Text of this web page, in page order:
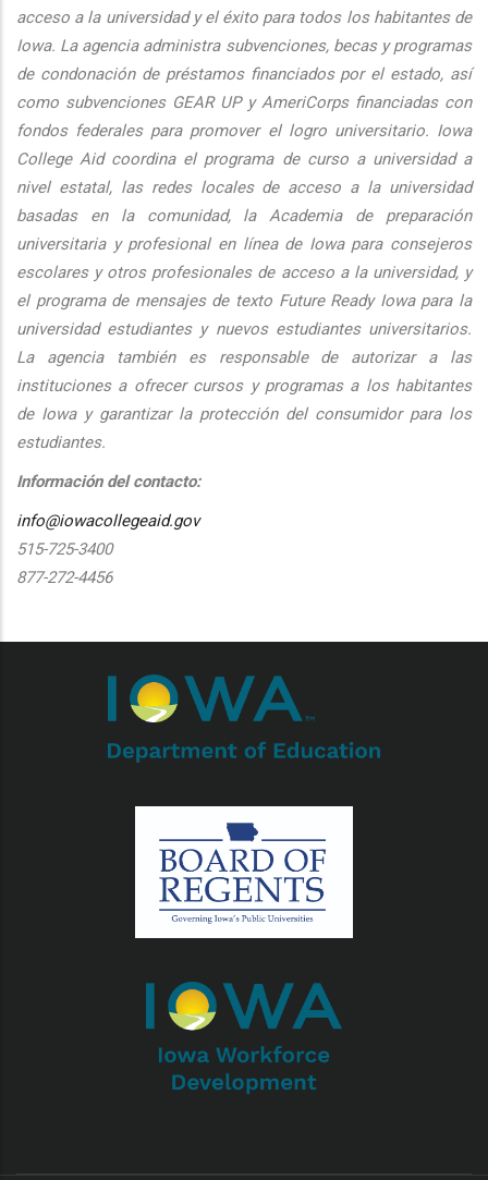
acceso a la universidad y el éxito para todos los habitantes de
Iowa. La agencia administra subvenciones, becas y programas
de condonación de préstamos financiados por el estado, así
como subvenciones GEAR UP y AmeriCorps financiadas con
fondos federales para promover el logro universitario. Iowa
College Aid coordina el programa de curso a universidad a
nivel estatal, las redes locales de acceso a la universidad
basadas en la comunidad, la Academia de preparación
universitaria y profesional en línea de Iowa para consejeros
escolares y otros profesionales de acceso a la universidad, y
el programa de mensajes de texto Future Ready Iowa para la
universidad estudiantes y nuevos estudiantes universitarios.
La agencia también es responsable de autorizar a las
instituciones a ofrecer cursos y programas a los habitantes
de Iowa y garantizar la protección del consumidor para los
estudiantes.
Información del contacto:
info@iowacollegeaid.gov
515-725-3400
877-272-4456